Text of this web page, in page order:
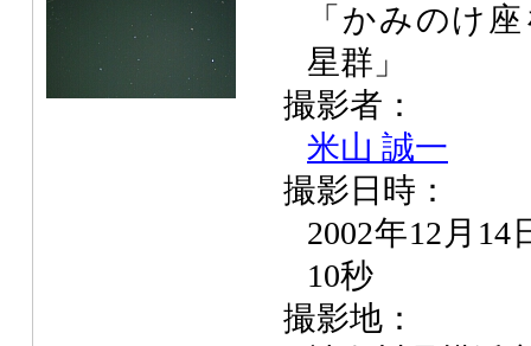
「かみのけ
星群」
撮影者：
米山 誠一
撮影日時：
2002年12月14
10秒
撮影地：